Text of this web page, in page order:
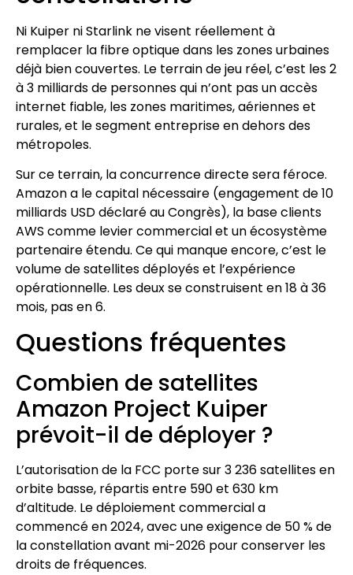
Ni Kuiper ni Starlink ne visent réellement à
remplacer la fibre optique dans les zones urbaines
déjà bien couvertes. Le terrain de jeu réel, c’est les 2
à 3 milliards de personnes qui n’ont pas un accès
internet fiable, les zones maritimes, aériennes et
rurales, et le segment entreprise en dehors des
métropoles.
Sur ce terrain, la concurrence directe sera féroce.
Amazon a le capital nécessaire (engagement de 10
milliards USD déclaré au Congrès), la base clients
AWS comme levier commercial et un écosystème
partenaire étendu. Ce qui manque encore, c’est le
volume de satellites déployés et l’expérience
opérationnelle. Les deux se construisent en 18 à 36
mois, pas en 6.
Questions fréquentes
Combien de satellites
Amazon Project Kuiper
prévoit-il de déployer ?
L’autorisation de la FCC porte sur 3 236 satellites en
orbite basse, répartis entre 590 et 630 km
d’altitude. Le déploiement commercial a
commencé en 2024, avec une exigence de 50 % de
la constellation avant mi-2026 pour conserver les
droits de fréquences.